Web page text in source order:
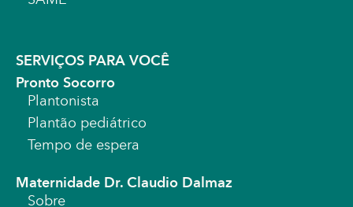
SERVIÇOS PARA VOCÊ
Pronto Socorro
Plantonista
Plantão pediátrico
Tempo de espera
Maternidade Dr. Claudio Dalmaz
Sobre